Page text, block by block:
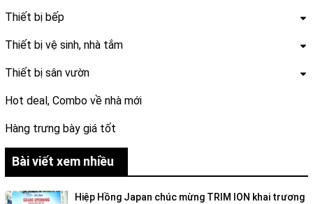
Thiết bị bếp
Thiết bị vệ sinh, nhà tắm
Thiết bị sân vườn
Hot deal, Combo về nhà mới
Hàng trưng bày giá tốt
Bài viết xem nhiều
Hiệp Hồng Japan chúc mừng TRIM ION khai trương